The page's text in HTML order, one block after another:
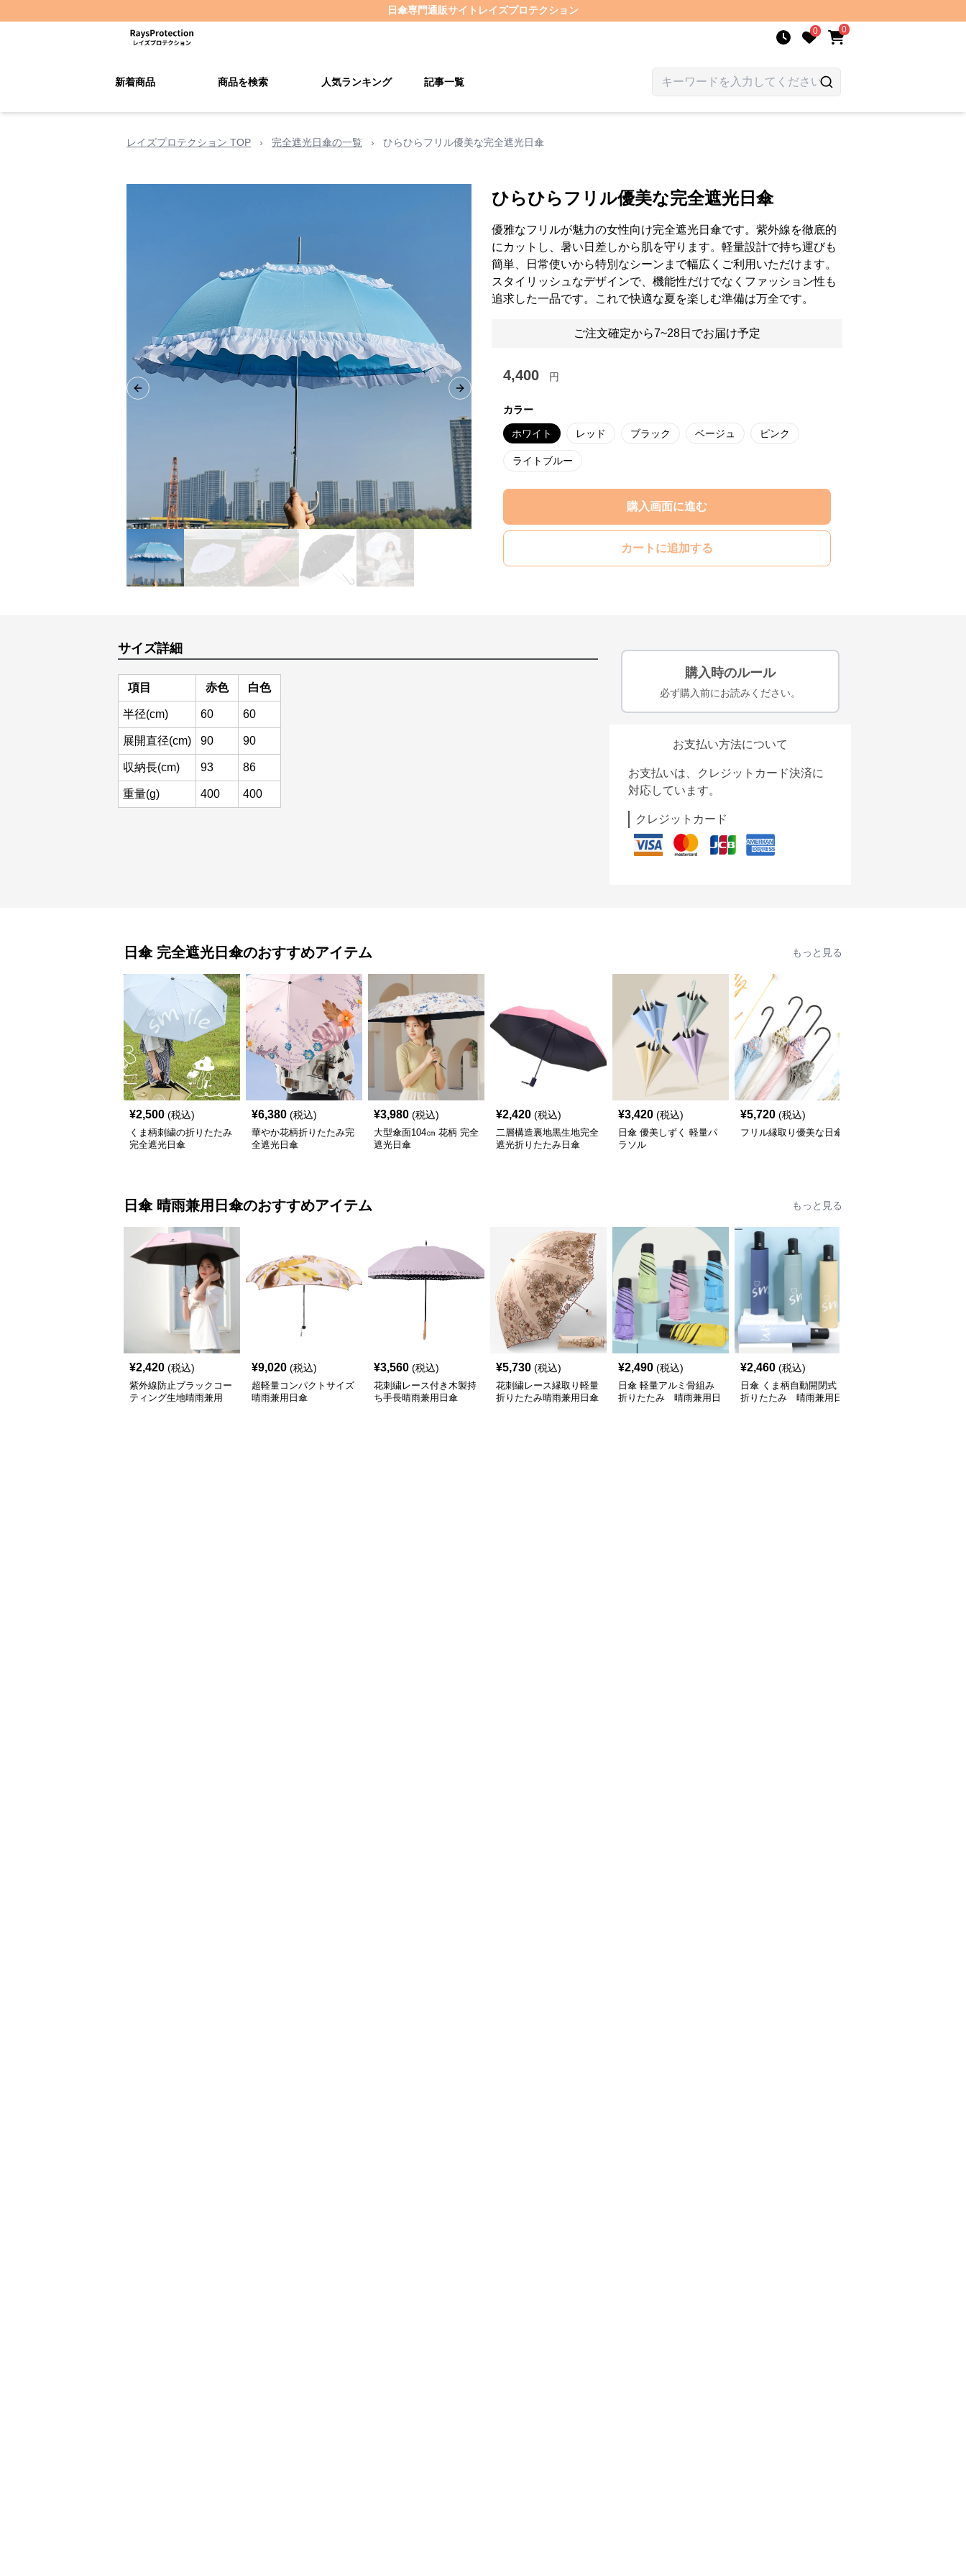
日傘専門通販サイト レイズプロテクション
0 0
新着商品 商品を検索 人気ランキング 記事一覧
レイズプロテクション TOP › 完全遮光日傘の一覧 › ひらひらフリル優美な完全遮光日傘
Previous slide Next slide
ひらひらフリル優美な完全遮光日傘
優雅なフリルが魅力の女性向け完全遮光日傘です。紫外線を徹底的
にカットし、暑い日差しから肌を守ります。軽量設計で持ち運びも
簡単、日常使いから特別なシーンまで幅広くご利用いただけます。
スタイリッシュなデザインで、機能性だけでなくファッション性も
追求した一品です。これで快適な夏を楽しむ準備は万全です。
ご注文確定から7~28日でお届け予定
4,400 円
カラー
ホワイト レッド ブラック ベージュ ピンク
ライトブルー
購入画面に進む
カートに追加する
サイズ詳細
項目 赤色 白色
半径(cm) 60 60
展開直径(cm) 90 90
収納長(cm) 93 86
重量(g) 400 400
購入時のルール
必ず購入前にお読みください。
お支払い方法について
お支払いは、クレジットカード決済に
対応しています。
クレジットカード
日傘 完全遮光日傘のおすすめアイテム もっと見る
¥2,500 (税込)
くま柄刺繍の折りたたみ
完全遮光日傘
¥6,380 (税込)
華やか花柄折りたたみ完
全遮光日傘
¥3,980 (税込)
大型傘面104㎝ 花柄 完全
遮光日傘
¥2,420 (税込)
二層構造裏地黒生地完全
遮光折りたたみ日傘
¥3,420 (税込)
日傘 優美しずく 軽量パ
ラソル
¥5,720 (税込)
フリル縁取り優美な日傘
日傘 晴雨兼用日傘のおすすめアイテム もっと見る
¥2,420 (税込)
紫外線防止ブラックコー
ティング生地晴雨兼用
¥9,020 (税込)
超軽量コンパクトサイズ
晴雨兼用日傘
¥3,560 (税込)
花刺繍レース付き木製持
ち手長晴雨兼用日傘
¥5,730 (税込)
花刺繍レース縁取り軽量
折りたたみ晴雨兼用日傘
¥2,490 (税込)
日傘 軽量アルミ骨組み
折りたたみ 晴雨兼用日
¥2,460 (税込)
日傘 くま柄自動開閉式
折りたたみ 晴雨兼用日